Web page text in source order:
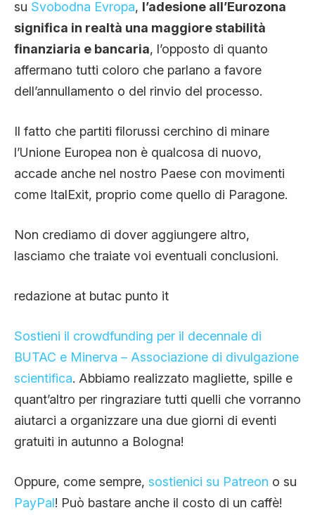
su Svobodna Evropa, l’adesione all’Eurozona
significa in realtà una maggiore stabilità
finanziaria e bancaria, l’opposto di quanto
affermano tutti coloro che parlano a favore
dell’annullamento o del rinvio del processo.
Il fatto che partiti filorussi cerchino di minare
l’Unione Europea non è qualcosa di nuovo,
accade anche nel nostro Paese con movimenti
come ItalExit, proprio come quello di Paragone.
Non crediamo di dover aggiungere altro,
lasciamo che traiate voi eventuali conclusioni.
redazione at butac punto it
Sostieni il crowdfunding per il decennale di
BUTAC e Minerva – Associazione di divulgazione
scientifica. Abbiamo realizzato magliette, spille e
quant’altro per ringraziare tutti quelli che vorranno
aiutarci a organizzare una due giorni di eventi
gratuiti in autunno a Bologna!
Oppure, come sempre, sostienici su Patreon o su
PayPal! Può bastare anche il costo di un caffè!